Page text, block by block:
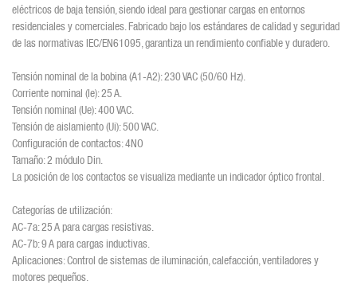
eléctricos de baja tensión, siendo ideal para gestionar cargas en entornos
residenciales y comerciales. Fabricado bajo los estándares de calidad y seguridad
de las normativas IEC/EN61095, garantiza un rendimiento confiable y duradero.
Tensión nominal de la bobina (A1-A2): 230 VAC (50/60 Hz).
Corriente nominal (Ie): 25 A.
Tensión nominal (Ue): 400 VAC.
Tensión de aislamiento (Ui): 500 VAC.
Configuración de contactos: 4NO
Tamaño: 2 módulo Din.
La posición de los contactos se visualiza mediante un indicador óptico frontal.
Categorías de utilización:
AC-7a: 25 A para cargas resistivas.
AC-7b: 9 A para cargas inductivas.
Aplicaciones: Control de sistemas de iluminación, calefacción, ventiladores y
motores pequeños.